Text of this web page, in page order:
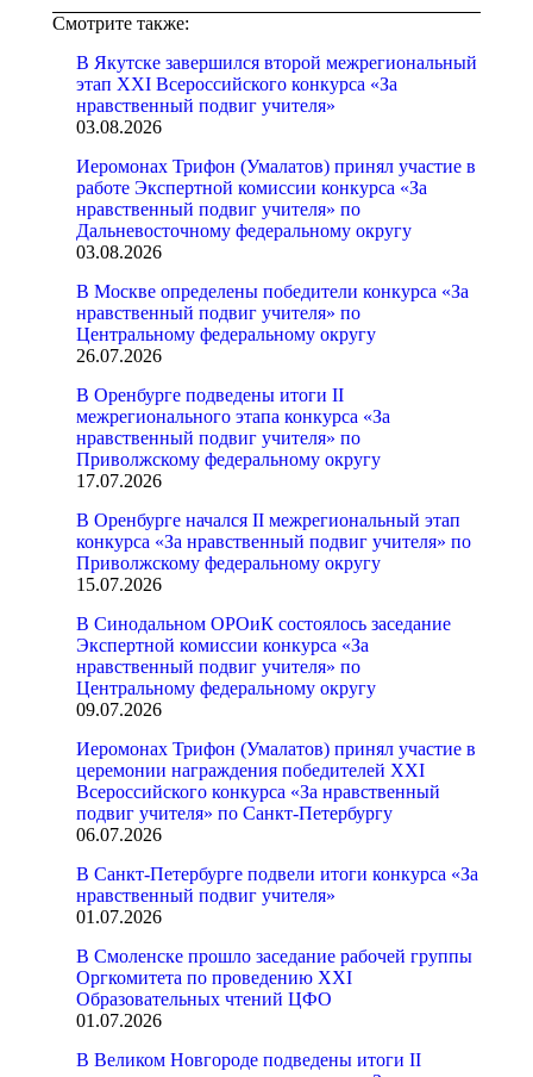
Смотрите также:
В Якутске завершился второй межрегиональный
этап XXI Всероссийского конкурса «За
нравственный подвиг учителя»
03.08.2026
Иеромонах Трифон (Умалатов) принял участие в
работе Экспертной комиссии конкурса «За
нравственный подвиг учителя» по
Дальневосточному федеральному округу
03.08.2026
В Москве определены победители конкурса «За
нравственный подвиг учителя» по
Центральному федеральному округу
26.07.2026
В Оренбурге подведены итоги II
межрегионального этапа конкурса «За
нравственный подвиг учителя» по
Приволжскому федеральному округу
17.07.2026
В Оренбурге начался II межрегиональный этап
конкурса «За нравственный подвиг учителя» по
Приволжскому федеральному округу
15.07.2026
В Синодальном ОРОиК состоялось заседание
Экспертной комиссии конкурса «За
нравственный подвиг учителя» по
Центральному федеральному округу
09.07.2026
Иеромонах Трифон (Умалатов) принял участие в
церемонии награждения победителей XXI
Всероссийского конкурса «За нравственный
подвиг учителя» по Санкт-Петербургу
06.07.2026
В Санкт-Петербурге подвели итоги конкурса «За
нравственный подвиг учителя»
01.07.2026
В Смоленске прошло заседание рабочей группы
Оргкомитета по проведению XXI
Образовательных чтений ЦФО
01.07.2026
В Великом Новгороде подведены итоги II